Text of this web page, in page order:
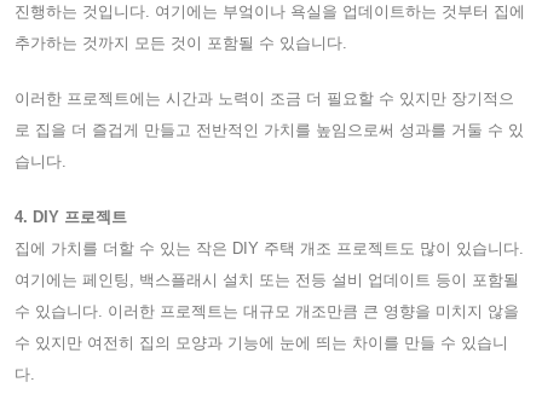
진행하는 것입니다. 여기에는 부엌이나 욕실을 업데이트하는 것부터 집에
추가하는 것까지 모든 것이 포함될 수 있습니다.
이러한 프로젝트에는 시간과 노력이 조금 더 필요할 수 있지만 장기적으
로 집을 더 즐겁게 만들고 전반적인 가치를 높임으로써 성과를 거둘 수 있
습니다.
4. DIY 프로젝트
집에 가치를 더할 수 있는 작은 DIY 주택 개조 프로젝트도 많이 있습니다.
여기에는 페인팅, 백스플래시 설치 또는 전등 설비 업데이트 등이 포함될
수 있습니다. 이러한 프로젝트는 대규모 개조만큼 큰 영향을 미치지 않을
수 있지만 여전히 집의 모양과 기능에 눈에 띄는 차이를 만들 수 있습니
다.